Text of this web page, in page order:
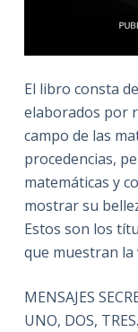
El libro consta
elaborados por
campo de las
procedencias,
matemáticas y
mostrar su
Estos son los
que muestran la
MENSAJES
UNO, DOS,